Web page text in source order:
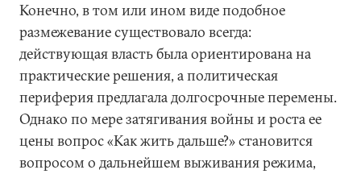
Конечно, в том или ином виде подобное
размежевание существовало всегда:
действующая власть была ориентирована на
практические решения, а политическая
периферия предлагала долгосрочные перемены.
Однако по мере затягивания войны и роста ее
цены вопрос «Как жить дальше?» становится
вопросом о дальнейшем выживания режима,